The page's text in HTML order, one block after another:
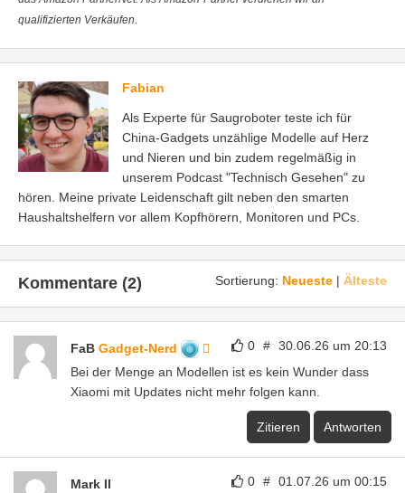
qualifizierten Verkäufen.
Fabian
Als Experte für Saugroboter teste ich für
China-Gadgets unzählige Modelle auf Herz
und Nieren und bin zudem regelmäßig in
unserem Podcast "Technisch Gesehen" zu
hören. Meine private Leidenschaft gilt neben den smarten
Haushaltshelfern vor allem Kopfhörern, Monitoren und PCs.
Sortierung: Neueste | Älteste
Kommentare (2)
0 # 30.06.26 um 20:13
FaB Gadget-Nerd
Bei der Menge an Modellen ist es kein Wunder dass
Xiaomi mit Updates nicht mehr folgen kann.
Zitieren Antworten
0 # 01.07.26 um 00:15
Mark II